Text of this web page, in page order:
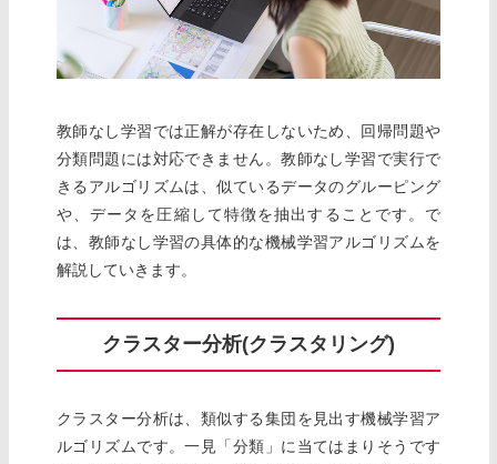
教師なし学習では正解が存在しないため、回帰問題や
分類問題には対応できません。教師なし学習で実行で
きるアルゴリズムは、似ているデータのグルーピング
や、データを圧縮して特徴を抽出することです。で
は、教師なし学習の具体的な機械学習アルゴリズムを
解説していきます。
クラスター分析(クラスタリング)
クラスター分析は、類似する集団を見出す機械学習ア
ルゴリズムです。一見「分類」に当てはまりそうです